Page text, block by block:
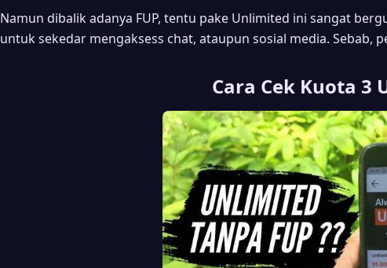
Namun dibalik adanya FUP, tentu pake Unlimited ini sangat
untuk sekedar mengaksess chat, ataupun sosial media. Sebab,
Cara Cek Kuota 3